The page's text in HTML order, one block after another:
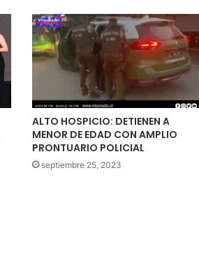
ALTO HOSPICIO: DETIENEN A
MENOR DE EDAD CON AMPLIO
PRONTUARIO POLICIAL
septiembre 25, 2023